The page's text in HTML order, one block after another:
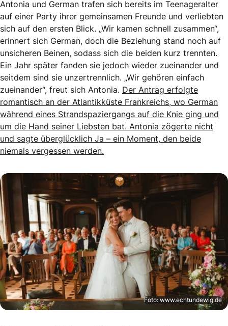
Antonia und German trafen sich bereits im Teenageralter
auf einer Party ihrer gemeinsamen Freunde und verliebten
sich auf den ersten Blick. „Wir kamen schnell zusammen“,
erinnert sich German, doch die Beziehung stand noch auf
unsicheren Beinen, sodass sich die beiden kurz trennten.
Ein Jahr später fanden sie jedoch wieder zueinander und
seitdem sind sie unzertrennlich. „Wir gehören einfach
zueinander“, freut sich Antonia. Der Antrag erfolgte
romantisch an der Atlantikküste Frankreichs, wo German
während eines Strandspaziergangs auf die Knie ging und
um die Hand seiner Liebsten bat. Antonia zögerte nicht
und sagte überglücklich Ja – ein Moment, den beide
niemals vergessen werden.
Foto: www.echtundewig.de